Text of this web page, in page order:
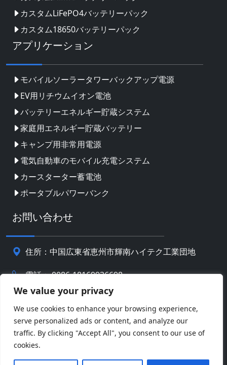
We value your privacy
We use cookies to enhance your browsing experience,
serve personalized ads or content, and analyze our
traffic. By clicking "Accept All", you consent to our use of
cookies.
カスタムLiFePO4バッテリーパック
カスタム18650バッテリーパック
アプリケーション
モバイルソーラータワーバックアップ電源
EV用リチウムイオン電池
バッテリーエネルギー貯蔵システム
家庭用エネルギー貯蔵バッテリー
キャンプ用非常用電源
電気自動車のモバイル充電システム
カースターター蓄電池
ポータブルパワーバンク
お問い合わせ
住所：中国広東省恵州市輝南ハイテク工業団地
電話： 0086-18169936698
info@jbbatterychina.com
プライバシーポリシー